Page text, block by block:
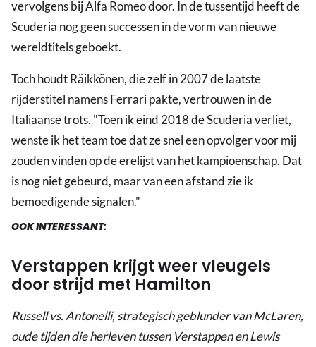
vervolgens bij Alfa Romeo door. In de tussentijd heeft de
Scuderia nog geen successen in de vorm van nieuwe
wereldtitels geboekt.
Toch houdt Räikkönen, die zelf in 2007 de laatste
rijderstitel namens Ferrari pakte, vertrouwen in de
Italiaanse trots. "Toen ik eind 2018 de Scuderia verliet,
wenste ik het team toe dat ze snel een opvolger voor mij
zouden vinden op de erelijst van het kampioenschap. Dat
is nog niet gebeurd, maar van een afstand zie ik
bemoedigende signalen."
OOK INTERESSANT:
Verstappen krijgt weer vleugels
door strijd met Hamilton
Russell vs. Antonelli, strategisch geblunder van McLaren,
oude tijden die herleven tussen Verstappen en Lewis